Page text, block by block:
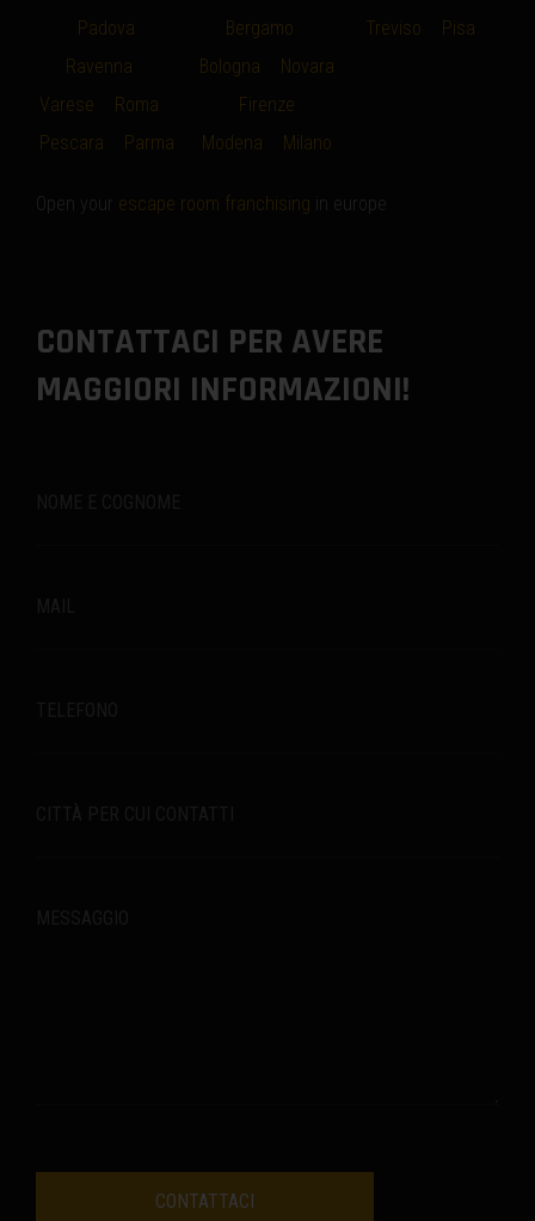
Padova
Ravenna
Varese
Roma
Pescara
Parma
Bergamo
Bologna
Novara
Firenze
Modena
Milano
Treviso
Pisa
Open your escape room franchising in europe
CONTATTACI PER AVERE
MAGGIORI INFORMAZIONI!